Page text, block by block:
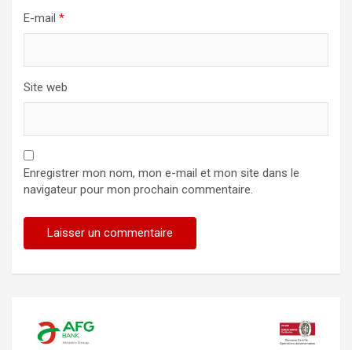
E-mail *
Site web
Enregistrer mon nom, mon e-mail et mon site dans le
navigateur pour mon prochain commentaire.